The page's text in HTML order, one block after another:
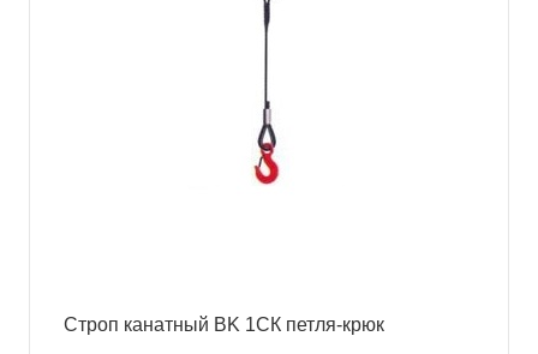
Строп канатный BK 1СК петля-крюк